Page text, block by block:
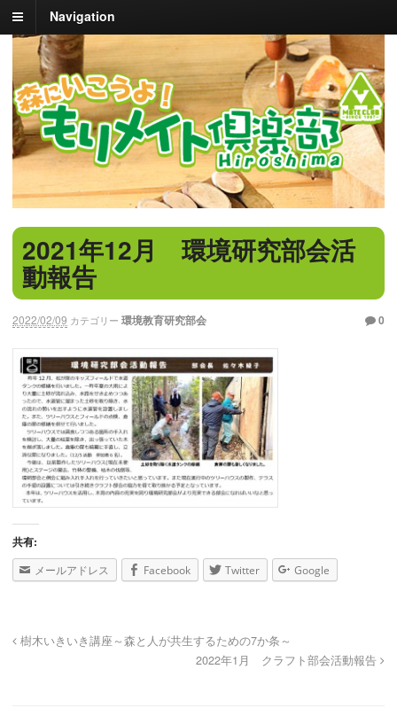
Navigation
2021年12月 環境研究部会活
動報告
2022/02/09 カテゴリー 環境教育研究部会 0
共有:
メールアドレス Facebook Twitter Google
樹木いきいき講座～森と人が共生するための7か条～
2022年1月 クラフト部会活動報告